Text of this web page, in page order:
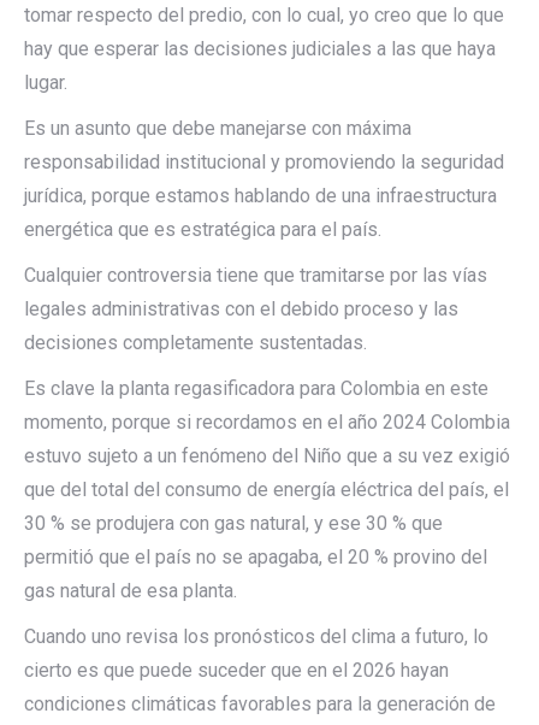
tomar respecto del predio, con lo cual, yo creo que lo que
hay que esperar las decisiones judiciales a las que haya
lugar.
Es un asunto que debe manejarse con máxima
responsabilidad institucional y promoviendo la seguridad
jurídica, porque estamos hablando de una infraestructura
energética que es estratégica para el país.
Cualquier controversia tiene que tramitarse por las vías
legales administrativas con el debido proceso y las
decisiones completamente sustentadas.
Es clave la planta regasificadora para Colombia en este
momento, porque si recordamos en el año 2024 Colombia
estuvo sujeto a un fenómeno del Niño que a su vez exigió
que del total del consumo de energía eléctrica del país, el
30 % se produjera con gas natural, y ese 30 % que
permitió que el país no se apagaba, el 20 % provino del
gas natural de esa planta.
Cuando uno revisa los pronósticos del clima a futuro, lo
cierto es que puede suceder que en el 2026 hayan
condiciones climáticas favorables para la generación de